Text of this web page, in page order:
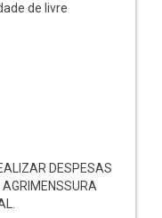
de livre
DESPESAS